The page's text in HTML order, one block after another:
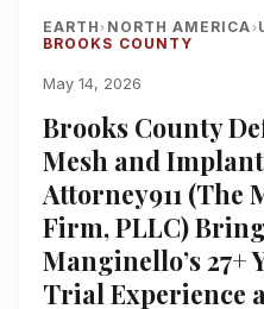
EARTH› NORTH AMERICA›
BROOKS COUNTY
May 14, 2026
Brooks County
Mesh and
Attorney911 (The
Firm, PLLC)
Manginello’s 27+
Trial Experience